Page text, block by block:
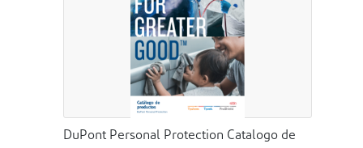
DuPont Personal Protection Catalogo de